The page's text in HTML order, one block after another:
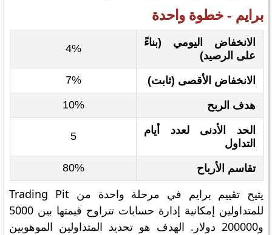
برايم - خطوة واحدة
الانخفاض اليومي (بناءً
على الرصيد)
4%
الانخفاض الأقصى (ثابت) 7%
هدف الربح 10%
الحد الأدنى لعدد أيام
التداول
5
تقاسم الأرباح 80%
يتيح تقييم برايم في مرحلة واحدة من Trading Pit
للمتداولين إمكانية إدارة حسابات تتراوح قيمتها بين 5000
و200000 دولار. الهدف هو تحديد المتداولين الموهوبين